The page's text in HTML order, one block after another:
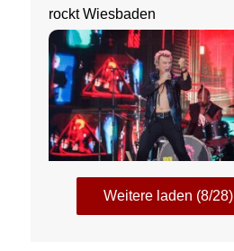
rockt Wiesbaden
Weitere laden (8/28)